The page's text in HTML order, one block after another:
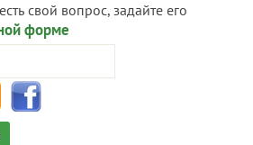
свой вопрос, задайте его
форме